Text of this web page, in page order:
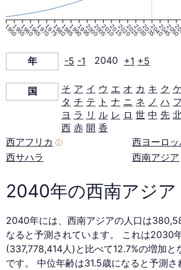
ミ
ッ
ド
2040
年
195019551960196519701975198019851990199520002005201020152020202520302035204020452050
年 -5 -1 2040 +1 +5
国 そ ア イ ウ エ オ カ キ ク ケ
タ チ テ ト ナ ニ ネ ノ ハ フ
ヨ ラ リ ル レ ロ 世 中 先
西 赤 開 香
西アフリカ ⓘ
西サハラ
西ヨーロ
西南アジア
2040年の西南アジア
2040年には、西南アジアの人口は
なると予測されています。 これは2030
(337,778,414人)と比べて12.7%の増加と
です。 中位年齢は31.5歳になると予測さ